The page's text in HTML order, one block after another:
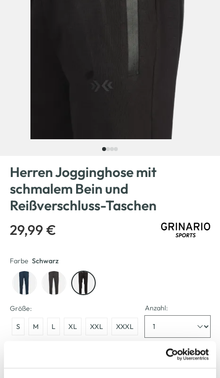
Herren Jogginghose mit
schmalem Bein und
Reißverschluss-Taschen
29,99 €
Farbe Schwarz
Größe:
S M L XL XXL XXXL
Anzahl: